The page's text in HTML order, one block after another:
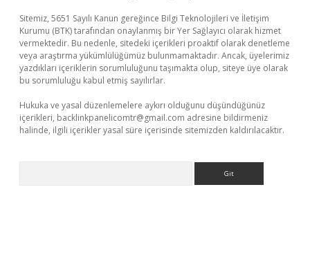
Sitemiz, 5651 Sayılı Kanun gereğince Bilgi Teknolojileri ve İletişim
Kurumu (BTK) tarafından onaylanmış bir Yer Sağlayıcı olarak hizmet
vermektedir. Bu nedenle, sitedeki içerikleri proaktif olarak denetleme
veya araştırma yükümlülüğümüz bulunmamaktadır. Ancak, üyelerimiz
yazdıkları içeriklerin sorumluluğunu taşımakta olup, siteye üye olarak
bu sorumluluğu kabul etmiş sayılırlar.
Hukuka ve yasal düzenlemelere aykırı olduğunu düşündüğünüz
içerikleri, backlinkpanelicomtr@gmail.com adresine bildirmeniz
halinde, ilgili içerikler yasal süre içerisinde sitemizden kaldırılacaktır.